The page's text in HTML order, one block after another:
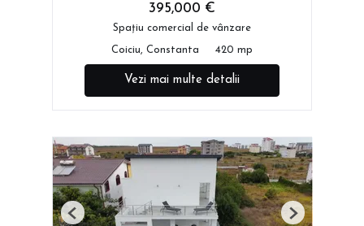
395,000 €
Spațiu comercial de vânzare
Coiciu, Constanta 420 mp
Vezi mai multe detalii
Previous Next